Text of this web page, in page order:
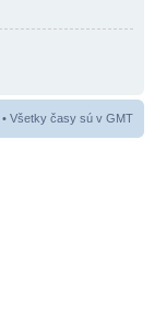
• Všetky časy sú v GMT